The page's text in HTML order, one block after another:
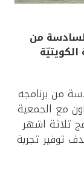
من
من برنامجه
مع الجمعية
ثلاثة اشهر
نهاية اكتوبر2026، بهدف توفير تجربة